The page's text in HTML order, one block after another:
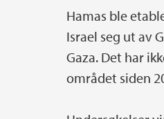
Hamas ble
Israel seg ut av
Gaza. Det har
området siden